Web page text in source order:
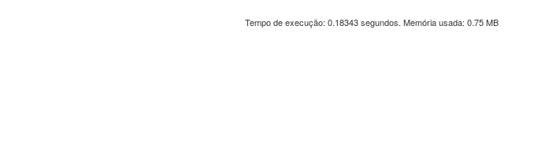
Tempo de execução: 0.18343 segundos. Memória usada: 0.75 MB